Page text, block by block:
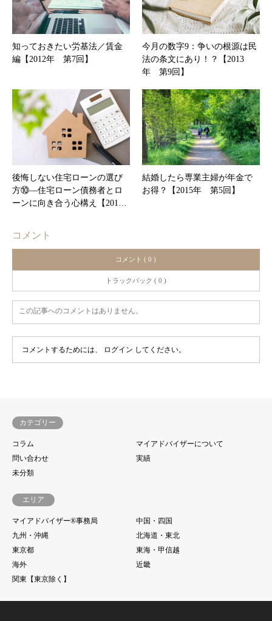
知っておきたい労基法／賃金
編【2012年 第7回】
今月の数字9：争いの根源は民
法の条文にあり！？【2013
年 第9回】
後悔しない住宅ローンの選び
方⑩―住宅ローン債務者とロ
ーンに向き合う心構え【201…
結婚したら専業主婦が年金で
お得？【2015年 第5回】
コメント
コメント ( 0 )
トラックバック ( 0 )
この記事へのコメントはありません。
コメントするためには、 ログイン してください。
カテゴリー
コラム
マイアドバイザーについて
問い合わせ
実績
未分類
エリア
マイアドバイザー®事務局
中国・四国
九州・沖縄
北海道・東北
東京都
東海・甲信越
海外
近畿
関東【東京除く】